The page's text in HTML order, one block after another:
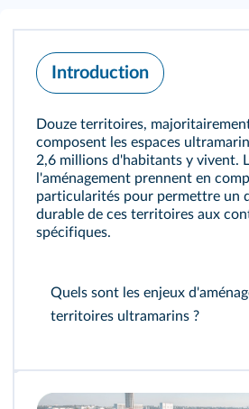
Introduction
Douze territoires,
composent les espaces
2,6 millions d'habitants y vivent.
l'aménagement prennent en
particularités pour permettre un
durable de ces territoires aux
spécifiques.
Quels sont les enjeux
territoires ultramarins ?